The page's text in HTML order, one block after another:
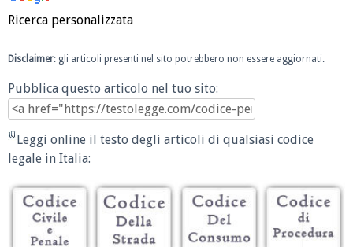
Ricerca personalizzata
Disclaimer: gli articoli presenti nel sito potrebbero non essere aggiornati.
Pubblica questo articolo nel tuo sito:
Leggi online il testo degli articoli di qualsiasi codice
legale in Italia: